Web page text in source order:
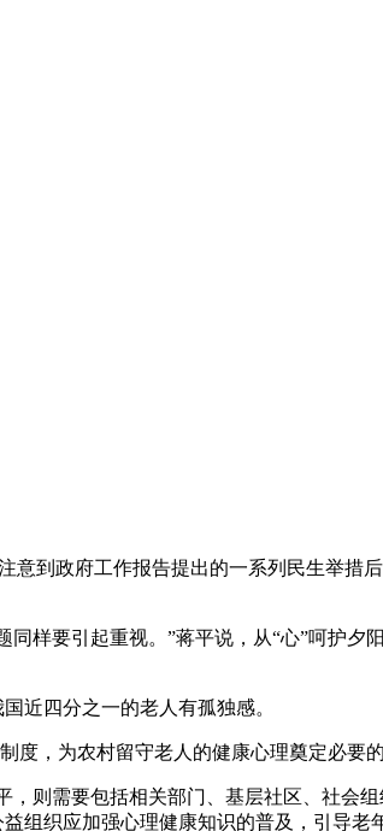
到政府工作报告提出的一系列民生举措
要引起重视。”蒋平说，从“心”呵护夕
四分之一的老人有孤独感。
，为农村留守老人的健康心理奠定必要的
则需要包括相关部门、基层社区、社会组
组织应加强心理健康知识的普及，引导老